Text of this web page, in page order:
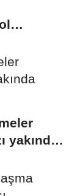
yakında